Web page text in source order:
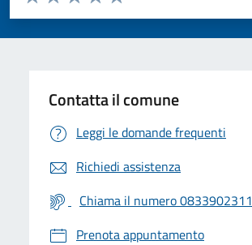
Valuta 5 stelle su 5
Valuta 4 stelle su 5
Valuta 3 stelle su 5
Valuta 2 stelle su 5
Valuta 1 stelle su 5
Contatta il comune
Leggi le domande frequenti
Richiedi assistenza
Chiama il numero 0833902311
Prenota appuntamento